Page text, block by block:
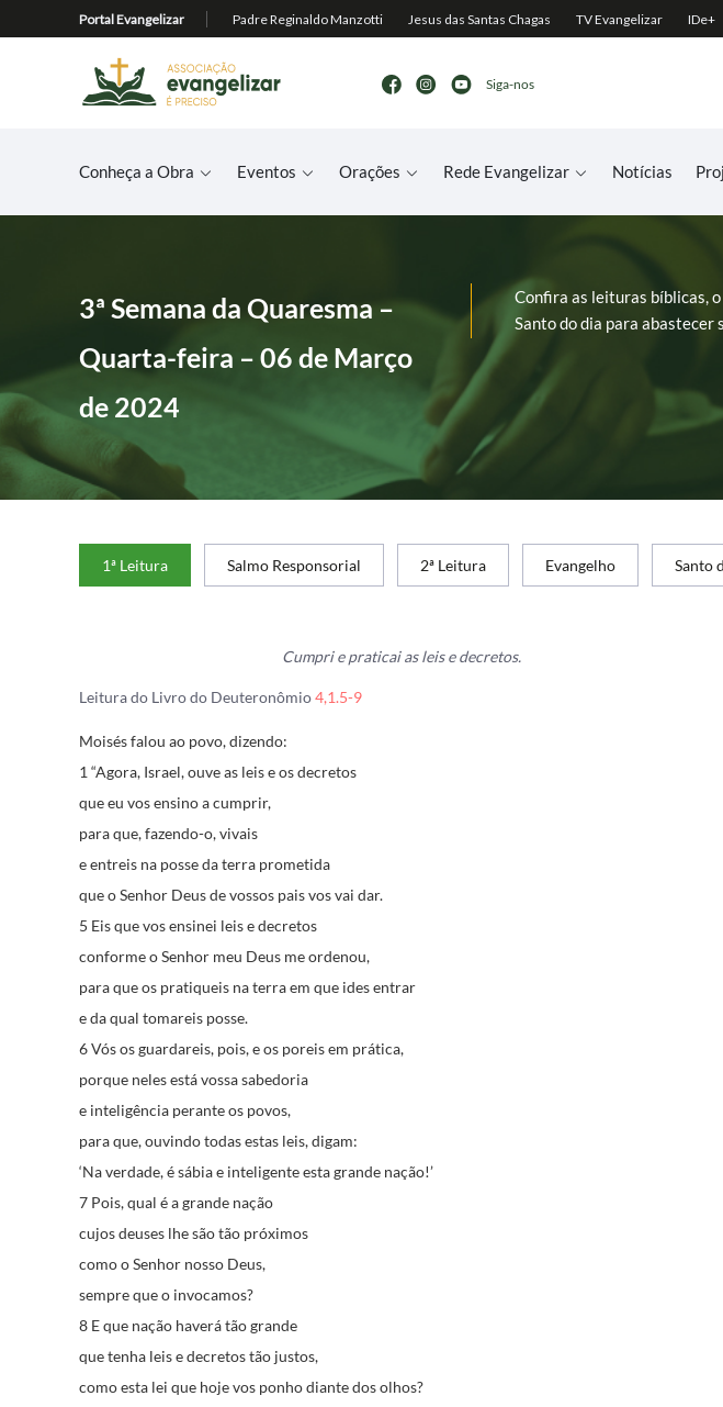
Siga-nos
Conheça a Obra Eventos Orações Rede Evangelizar Notícias
3ª Semana da Quaresma –
Quarta-feira – 06 de Março
de 2024
Confira as leituras bíblicas, o
Santo do dia para abastecer
1ª Leitura Salmo Responsorial 2ª Leitura Evangelho Santo
Cumpri e praticai as leis e decretos.
Leitura do Livro do Deuteronômio4,1.5-9
Moisés falou ao povo, dizendo:
1 “Agora, Israel, ouve as leis e os decretos
que eu vos ensino a cumprir,
para que, fazendo-o, vivais
e entreis na posse da terra prometida
que o Senhor Deus de vossos pais vos vai dar.
5 Eis que vos ensinei leis e decretos
conforme o Senhor meu Deus me ordenou,
para que os pratiqueis na terra em que ides entrar
e da qual tomareis posse.
6 Vós os guardareis, pois, e os poreis em prática,
porque neles está vossa sabedoria
e inteligência perante os povos,
para que, ouvindo todas estas leis, digam:
‘Na verdade, é sábia e inteligente esta grande nação!’
7 Pois, qual é a grande nação
cujos deuses lhe são tão próximos
como o Senhor nosso Deus,
sempre que o invocamos?
8 E que nação haverá tão grande
que tenha leis e decretos tão justos,
como esta lei que hoje vos ponho diante dos olhos?